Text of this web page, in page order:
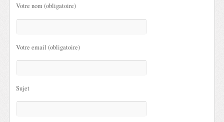
Votre nom (obligatoire)
Votre email (obligatoire)
Sujet